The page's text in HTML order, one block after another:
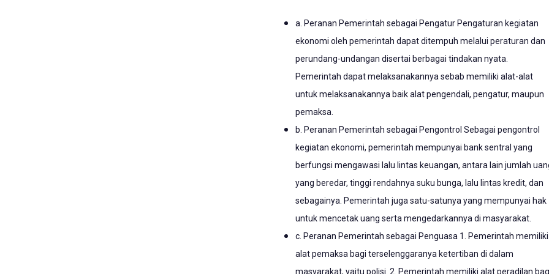
a. Peranan Pemerintah sebagai Pengatur Pengaturan kegiatan
ekonomi oleh pemerintah dapat ditempuh melalui peraturan dan
perundang-undangan disertai berbagai tindakan nyata.
Pemerintah dapat melaksanakannya sebab memiliki alat-alat
untuk melaksanakannya baik alat pengendali, pengatur, maupun
pemaksa.
b. Peranan Pemerintah sebagai Pengontrol Sebagai pengontrol
kegiatan ekonomi, pemerintah mempunyai bank sentral yang
berfungsi mengawasi lalu lintas keuangan, antara lain jumlah
yang beredar, tinggi rendahnya suku bunga, lalu lintas kredit, dan
sebagainya. Pemerintah juga satu-satunya yang mempunyai hak
untuk mencetak uang serta mengedarkannya di masyarakat.
c. Peranan Pemerintah sebagai Penguasa 1. Pemerintah memiliki
alat pemaksa bagi terselenggaranya ketertiban di dalam
masyarakat, yaitu polisi. 2. Pemerintah memiliki alat peradilan